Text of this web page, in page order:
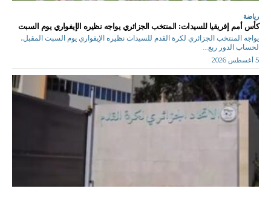
رياضة
كأس أمم إفريقيا للسيدات: المنتخب الجزائري يواجه نظيره الإيفواري يوم السبت
يواجه المنتخب الجزائري لكرة القدم للسيدات نظيره الإيفواري يوم السبت المقبل،
لحساب الدور ربع...
5 أغسطس 2026